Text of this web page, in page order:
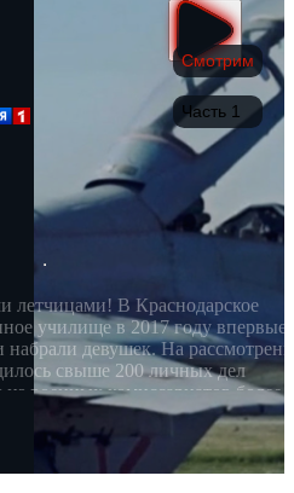
Смотрим
Часть 1
летчицами! В Краснодарское
училище в 2017 году впервые
девушек. На
свыше 200 личных дел
военных комиссариатов более
зачислили лишь 16 девушек.
первый курс и учатся на втором.
на равных с парнями, и
летать и защищать интересы